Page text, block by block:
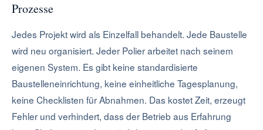
Prozesse
Jedes Projekt wird als Einzelfall behandelt. Jede Baustelle
wird neu organisiert. Jeder Polier arbeitet nach seinem
eigenen System. Es gibt keine standardisierte
Baustelleneinrichtung, keine einheitliche Tagesplanung,
keine Checklisten für Abnahmen. Das kostet Zeit, erzeugt
Fehler und verhindert, dass der Betrieb aus Erfahrung